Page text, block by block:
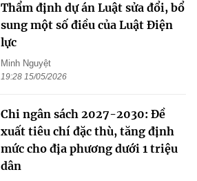
Thẩm định dự án Luật sửa đổi, bổ
sung một số điều của Luật Điện
lực
Minh Nguyệt
19:28 15/05/2026
Chi ngân sách 2027-2030: Đề
xuất tiêu chí đặc thù, tăng định
mức cho địa phương dưới 1 triệu
dân